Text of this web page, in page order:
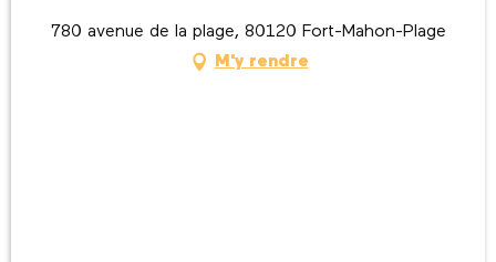
780 avenue de la plage, 80120 Fort-Mahon-Plage
M'y rendre